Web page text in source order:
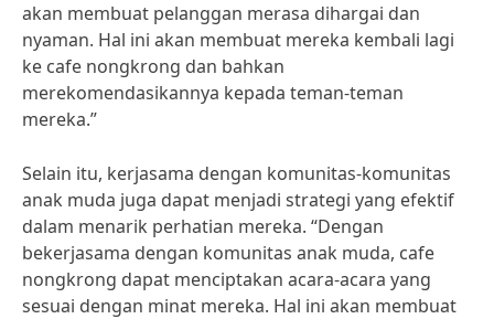
akan membuat pelanggan merasa dihargai dan
nyaman. Hal ini akan membuat mereka kembali lagi
ke cafe nongkrong dan bahkan
merekomendasikannya kepada teman-teman
mereka.”
Selain itu, kerjasama dengan komunitas-komunitas
anak muda juga dapat menjadi strategi yang efektif
dalam menarik perhatian mereka. “Dengan
bekerjasama dengan komunitas anak muda, cafe
nongkrong dapat menciptakan acara-acara yang
sesuai dengan minat mereka. Hal ini akan membuat